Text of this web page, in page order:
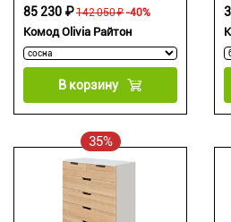
Комод Olivia Райтон
142 050 ₽
85 230 ₽ -40%
В корзину
35%